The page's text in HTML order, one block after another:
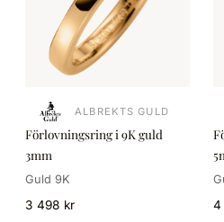
ALBREKTS GULD
Förlovningsring i 9K guld
3mm
Guld 9K
3 498 kr 4